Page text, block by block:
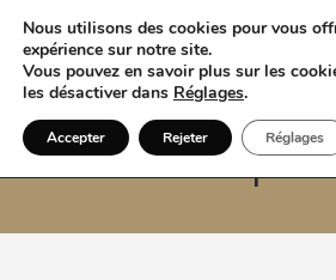
Taxi Guadeloupe
Nous utilisons des cookies pour vous
expérience sur notre site.
Vous pouvez en savoir plus sur les
les désactiver dans Réglages.
Accepter Rejeter Réglages